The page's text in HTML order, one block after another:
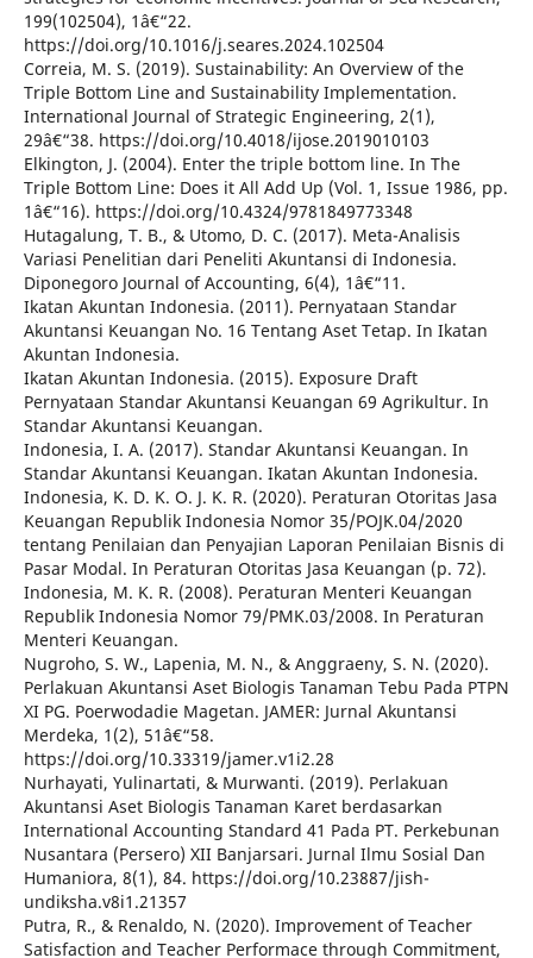
199(102504), 1â€“22.
https://doi.org/10.1016/j.seares.2024.102504
Correia, M. S. (2019). Sustainability: An Overview of the
Triple Bottom Line and Sustainability Implementation.
International Journal of Strategic Engineering, 2(1),
29â€“38. https://doi.org/10.4018/ijose.2019010103
Elkington, J. (2004). Enter the triple bottom line. In The
Triple Bottom Line: Does it All Add Up (Vol. 1, Issue 1986, pp.
1â€“16). https://doi.org/10.4324/9781849773348
Hutagalung, T. B., & Utomo, D. C. (2017). Meta-Analisis
Variasi Penelitian dari Peneliti Akuntansi di Indonesia.
Diponegoro Journal of Accounting, 6(4), 1â€“11.
Ikatan Akuntan Indonesia. (2011). Pernyataan Standar
Akuntansi Keuangan No. 16 Tentang Aset Tetap. In Ikatan
Akuntan Indonesia.
Ikatan Akuntan Indonesia. (2015). Exposure Draft
Pernyataan Standar Akuntansi Keuangan 69 Agrikultur. In
Standar Akuntansi Keuangan.
Indonesia, I. A. (2017). Standar Akuntansi Keuangan. In
Standar Akuntansi Keuangan. Ikatan Akuntan Indonesia.
Indonesia, K. D. K. O. J. K. R. (2020). Peraturan Otoritas Jasa
Keuangan Republik Indonesia Nomor 35/POJK.04/2020
tentang Penilaian dan Penyajian Laporan Penilaian Bisnis di
Pasar Modal. In Peraturan Otoritas Jasa Keuangan (p. 72).
Indonesia, M. K. R. (2008). Peraturan Menteri Keuangan
Republik Indonesia Nomor 79/PMK.03/2008. In Peraturan
Menteri Keuangan.
Nugroho, S. W., Lapenia, M. N., & Anggraeny, S. N. (2020).
Perlakuan Akuntansi Aset Biologis Tanaman Tebu Pada PTPN
XI PG. Poerwodadie Magetan. JAMER: Jurnal Akuntansi
Merdeka, 1(2), 51â€“58.
https://doi.org/10.33319/jamer.v1i2.28
Nurhayati, Yulinartati, & Murwanti. (2019). Perlakuan
Akuntansi Aset Biologis Tanaman Karet berdasarkan
International Accounting Standard 41 Pada PT. Perkebunan
Nusantara (Persero) XII Banjarsari. Jurnal Ilmu Sosial Dan
Humaniora, 8(1), 84. https://doi.org/10.23887/jish-
undiksha.v8i1.21357
Putra, R., & Renaldo, N. (2020). Improvement of Teacher
Satisfaction and Teacher Performace through Commitment,